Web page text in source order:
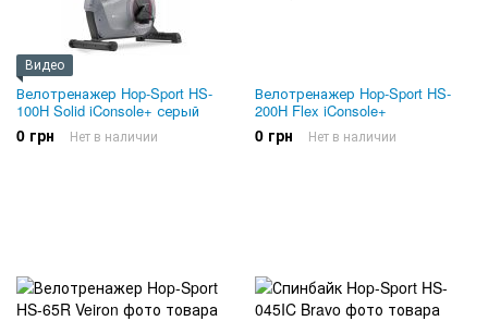
Видео
Велотренажер Hop-Sport HS-
100H Solid iConsole+ серый
0 грн Нет в наличии
Велотренажер Hop-Sport HS-
200H Flex iConsole+
0 грн Нет в наличии